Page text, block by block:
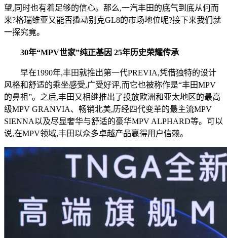
望,同时也有着足够的信心。那么,一汽丰田的底气到底从何而
来?格瑞维亚又能否撬动别克GL8的市场地位呢?接下来我们就
一探究竟。
30年“MPV世家”纯正基因 25年历史荣耀传承
早在1990年,丰田就推出第一代PREVIA,凭借独特的设计
风格和舒适的乘坐感受,广受好评,而它也被称作是“丰田MPV
的鼻祖”。之后,丰田又相继推出了投放欧洲和亚太地区的最高
级MPV GRANVIA、畅销北美,历经四代变革的最主流MPV
SIENNA以及尽显奢华与舒适的豪华MPV ALPHARD等。可以
说,在MPV领域,丰田以众多卓越产品赢得用户信赖。